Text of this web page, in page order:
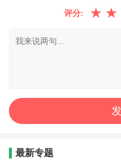
评分: ★ ★
最新专题